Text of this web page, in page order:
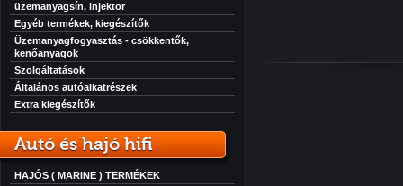
üzemanyagsín, injektor
Egyéb termékek, kiegészítők
Üzemanyagfogyasztás - csökkentők,
kenőanyagok
Szolgáltatások
Általános autóalkatrészek
Extra kiegészítők
Autó és hajó hifi
HAJÓS ( MARINE ) TERMÉKEK